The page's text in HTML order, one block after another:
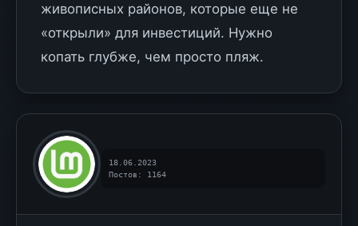
живописных районов, которые еще не
«открыли» для инвестиций. Нужно
копать глубже, чем просто пляж.
18.06.2023
Постов: 1164